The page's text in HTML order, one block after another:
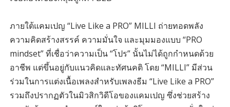
ภายใต้แคมเปญ “Live Like a PRO” MILLI ถ่ายทอดพลัง
ความคิดสร้างสรรค์ ความมั่นใจ และมุมมองแบบ “PRO
mindset” ที่เชื่อว่าความเป็น “โปร” นั้นไม่ได้ถูกกำหนดด้วย
อาชีพ แต่ขึ้นอยู่กับแนวคิดและทัศนคติ โดย “MILLI” มีส่วน
ร่วมในการแต่งเนื้อเพลงสำหรับเพลงธีม “Live Like a PRO”
รวมถึงปรากฏตัวในมิวสิกวิดีโอของแคมเปญ ซึ่งช่วยสร้าง